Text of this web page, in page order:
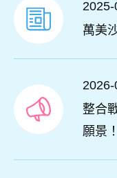
萬美
整合
願景